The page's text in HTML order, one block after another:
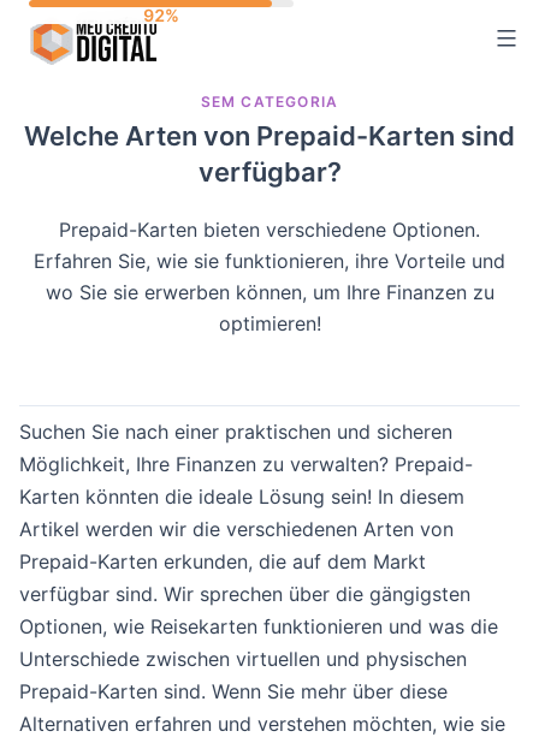
SEM CATEGORIA
Welche Arten von Prepaid-Karten sind
verfügbar?
Prepaid-Karten bieten verschiedene Optionen.
Erfahren Sie, wie sie funktionieren, ihre Vorteile und
wo Sie sie erwerben können, um Ihre Finanzen zu
optimieren!
Suchen Sie nach einer praktischen und sicheren
Möglichkeit, Ihre Finanzen zu verwalten? Prepaid-
Karten könnten die ideale Lösung sein! In diesem
Artikel werden wir die verschiedenen Arten von
Prepaid-Karten erkunden, die auf dem Markt
verfügbar sind. Wir sprechen über die gängigsten
Optionen, wie Reisekarten funktionieren und was die
Unterschiede zwischen virtuellen und physischen
Prepaid-Karten sind. Wenn Sie mehr über diese
Alternativen erfahren und verstehen möchten, wie sie